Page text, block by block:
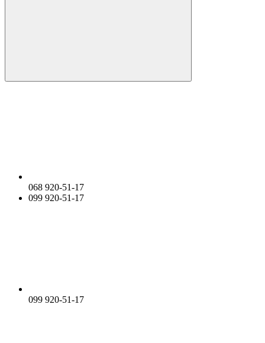
068 920-51-17
099 920-51-17
099 920-51-17